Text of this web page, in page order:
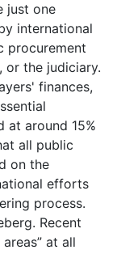
just one
international
procurement
or the judiciary.
finances,
around 15%
all public
on the
efforts
process.
Recent
at all